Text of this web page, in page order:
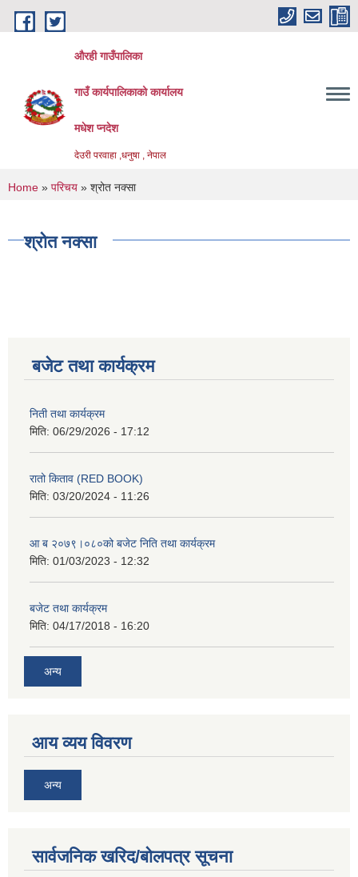
Skip to main content
औरही गाउँपालिका
गाउँ कार्यपालिकाको कार्यालय
मधेश प्नदेश
देउरी परवाहा ,धनुषा , नेपाल
You are here
Home » परिचय » श्रोत नक्सा
श्रोत नक्सा
बजेट तथा कार्यक्रम
निती तथा कार्यक्रम
मिति: 06/29/2026 - 17:12
रातो किताव (RED BOOK)
मिति: 03/20/2024 - 11:26
आ ब २०७९।०८०को बजेट निति तथा कार्यक्रम
मिति: 01/03/2023 - 12:32
बजेट तथा कार्यक्रम
मिति: 04/17/2018 - 16:20
अन्य
आय व्यय विवरण
अन्य
सार्वजनिक खरिद/बोलपत्र सूचना